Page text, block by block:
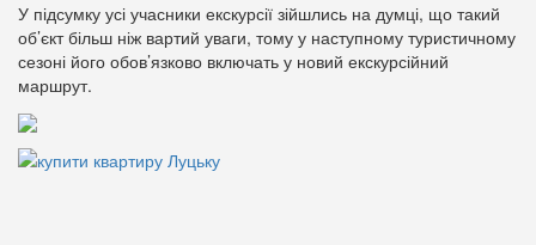
У підсумку усі учасники екскурсії зійшлись на думці, що такий
об’єкт більш ніж вартий уваги, тому у наступному туристичному
сезоні його обов’язково включать у новий екскурсійний
маршрут.